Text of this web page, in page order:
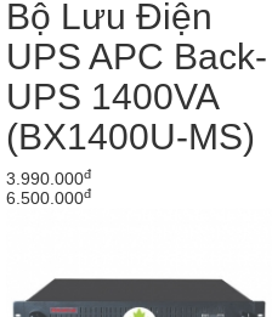
Bộ Lưu Điện
UPS APC Back-
UPS 1400VA
(BX1400U-MS)
3.990.000đ
6.500.000đ